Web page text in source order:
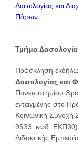
Δασολογίας και
Πόρων
Τμήμα
Πρόσκληση
Δασολογίας και
Πανεπιστημίου
ενταγμένης στο
Κοινωνική
9533, κωδ. ΕΚΠ30)
Διδακτικής